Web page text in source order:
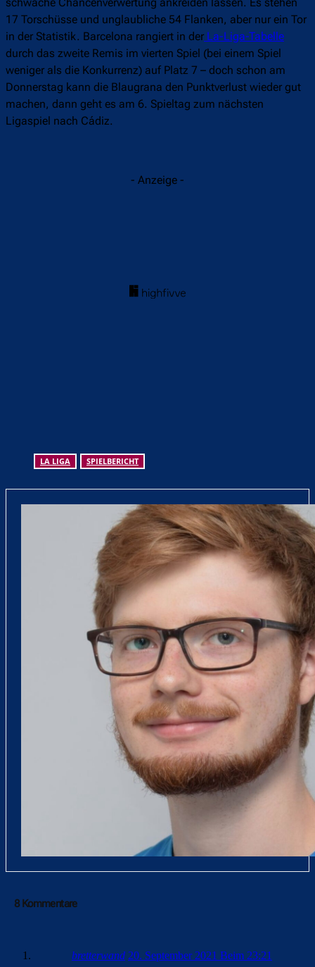
17 Torschüsse und unglaubliche 54 Flanken, aber nur ein Tor
in der Statistik. Barcelona rangiert in der La-Liga-Tabelle
durch das zweite Remis im vierten Spiel (bei einem Spiel
weniger als die Konkurrenz) auf Platz 7 – doch schon am
Donnerstag kann die Blaugrana den Punktverlust wieder gut
machen, dann geht es am 6. Spieltag zum nächsten
Ligaspiel nach Cádiz.
- Anzeige -
LA LIGA SPIELBERICHT
8 Kommentare
bretterwand 20. September 2021 Beim 23:21